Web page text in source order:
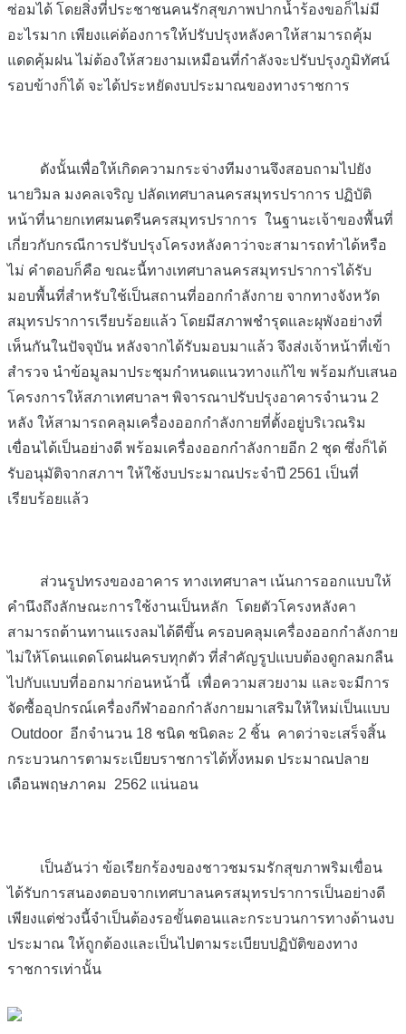
ซ่อมได้ โดยสิ่งที่ประชาชนคนรักสุขภาพปากน้ำร้องขอก็ไม่มี
อะไรมาก เพียงแค่ต้องการให้ปรับปรุงหลังคาให้สามารถคุ้ม
แดดคุ้มฝน ไม่ต้องให้สวยงามเหมือนที่กำลังจะปรับปรุงภูมิทัศน์
รอบข้างก็ได้ จะได้ประหยัดงบประมาณของทางราชการ
ดังนั้นเพื่อให้เกิดความกระจ่างทีมงานจึงสอบถามไปยัง
นายวิมล มงคลเจริญ ปลัดเทศบาลนครสมุทรปราการ ปฏิบัติ
หน้าที่นายกเทศมนตรีนครสมุทรปราการ ในฐานะเจ้าของพื้นที่
เกี่ยวกับกรณีการปรับปรุงโครงหลังคาว่าจะสามารถทำได้หรือ
ไม่ คำตอบก็คือ ขณะนี้ทางเทศบาลนครสมุทรปราการได้รับ
มอบพื้นที่สำหรับใช้เป็นสถานที่ออกกำลังกาย จากทางจังหวัด
สมุทรปราการเรียบร้อยแล้ว โดยมีสภาพชำรุดและผุพังอย่างที่
เห็นกันในปัจจุบัน หลังจากได้รับมอบมาแล้ว จึงส่งเจ้าหน้าที่เข้า
สำรวจ นำข้อมูลมาประชุมกำหนดแนวทางแก้ไข พร้อมกับเสนอ
โครงการให้สภาเทศบาลฯ พิจารณาปรับปรุงอาคารจำนวน 2
หลัง ให้สามารถคลุมเครื่องออกกำลังกายที่ตั้งอยู่บริเวณริม
เขื่อนได้เป็นอย่างดี พร้อมเครื่องออกกำลังกายอีก 2 ชุด ซึ่งก็ได้
รับอนุมัติจากสภาฯ ให้ใช้งบประมาณประจำปี 2561 เป็นที่
เรียบร้อยแล้ว
ส่วนรูปทรงของอาคาร ทางเทศบาลฯ เน้นการออกแบบให้
คำนึงถึงลักษณะการใช้งานเป็นหลัก โดยตัวโครงหลังคา
สามารถต้านทานแรงลมได้ดีขึ้น ครอบคลุมเครื่องออกกำลังกาย
ไม่ให้โดนแดดโดนฝนครบทุกตัว ที่สำคัญรูปแบบต้องดูกลมกลืน
ไปกับแบบที่ออกมาก่อนหน้านี้ เพื่อความสวยงาม และจะมีการ
จัดซื้ออุปกรณ์เครื่องกีฬาออกกำลังกายมาเสริมให้ใหม่เป็นแบบ
Outdoor อีกจำนวน 18 ชนิด ชนิดละ 2 ชิ้น คาดว่าจะเสร็จสิ้น
กระบวนการตามระเบียบราชการได้ทั้งหมด ประมาณปลาย
เดือนพฤษภาคม 2562 แน่นอน
เป็นอันว่า ข้อเรียกร้องของชาวชมรมรักสุขภาพริมเขื่อน
ได้รับการสนองตอบจากเทศบาลนครสมุทรปราการเป็นอย่างดี
เพียงแต่ช่วงนี้จำเป็นต้องรอขั้นตอนและกระบวนการทางด้านงบ
ประมาณ ให้ถูกต้องและเป็นไปตามระเบียบปฏิบัติของทาง
ราชการเท่านั้น